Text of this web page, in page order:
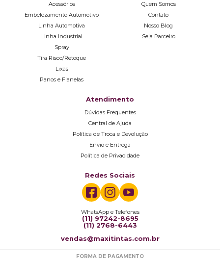
Acessórios
Embelezamento Automotivo
Linha Automotiva
Linha Industrial
Spray
Tira Risco/Retoque
Lixas
Panos e Flanelas
Quem Somos
Contato
Nosso Blog
Seja Parceiro
Atendimento
Dúvidas Frequentes
Central de Ajuda
Política de Troca e Devolução
Envio e Entrega
Política de Privacidade
Redes Sociais
WhatsApp e Telefones
(11) 97242-8695
(11) 2768-6443
vendas@maxitintas.com.br
FORMA DE PAGAMENTO